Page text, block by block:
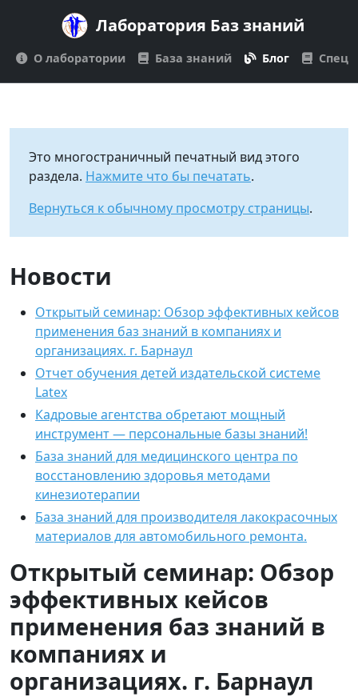
Лаборатория Баз знаний
О лаборатории База знаний Блог
Это многостраничный печатный вид этого
раздела. Нажмите что бы печатать.
Вернуться к обычному просмотру страницы.
Новости
Открытый семинар: Обзор эффективных кейсов
применения баз знаний в компаниях и
организациях. г. Барнаул
Отчет обучения детей издательской системе
Latex
Кадровые агентства обретают мощный
инструмент — персональные базы знаний!
База знаний для медицинского центра по
восстановлению здоровья методами
кинезиотерапии
База знаний для производителя лакокрасочных
материалов для автомобильного ремонта.
Открытый семинар: Обзор
эффективных кейсов
применения баз знаний в
компаниях и
организациях. г. Барнаул